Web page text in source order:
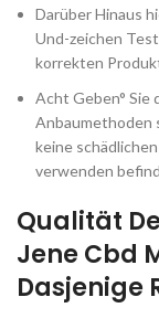
Darüber Hinaus
Und-zeichen
korrekten
Acht Geben° Sie
Anbaumethoden
keine
verwenden
Qualität
Jene Cbd
Dasjenige